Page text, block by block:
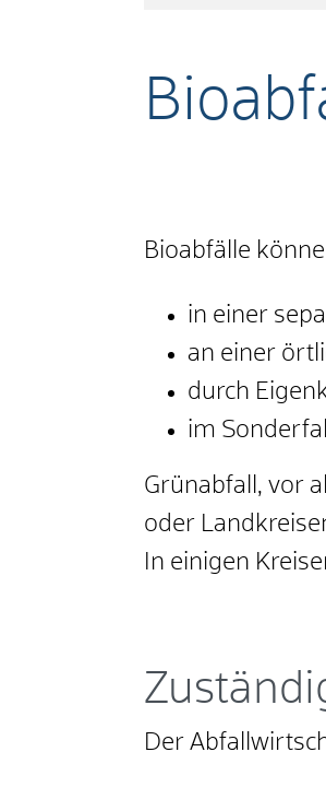
Bioabfälle
in einer
an einer
durch
im
Grünabfall, vor
oder
In einigen
Der